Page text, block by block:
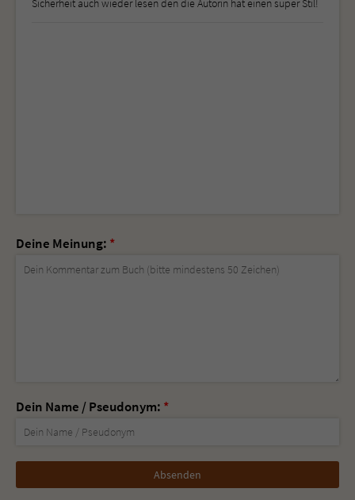
Sicherheit auch wieder lesen den die Autorin hat einen super Stil!
Deine Meinung: *
Dein Name / Pseudonym: *
Nicht
ausfüllen!